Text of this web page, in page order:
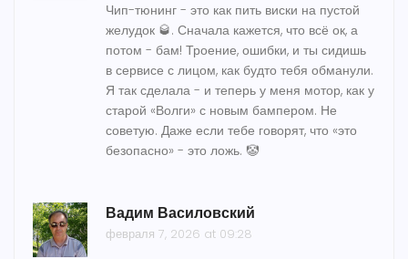
Чип-тюнинг - это как пить виски на пустой
желудок 🥃. Сначала кажется, что всё ок, а
потом - бам! Троение, ошибки, и ты сидишь
в сервисе с лицом, как будто тебя обманули.
Я так сделала - и теперь у меня мотор, как у
старой «Волги» с новым бампером. Не
советую. Даже если тебе говорят, что «это
безопасно» - это ложь. 🤡
Вадим Василовский
февраля 7, 2026 at 09:28